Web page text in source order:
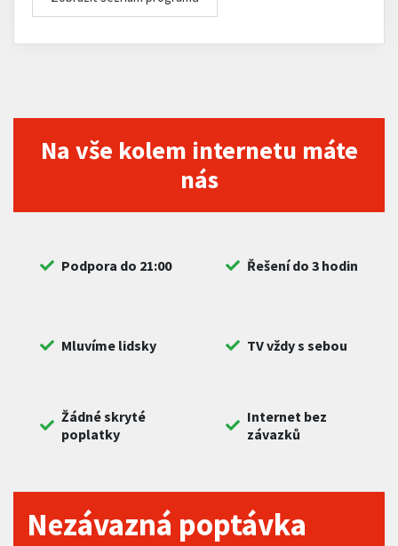
Na vše kolem internetu máte
nás
Podpora do 21:00 Řešení do 3 hodin
Mluvíme lidsky TV vždy s sebou
Žádné skryté
poplatky
Internet bez
závazků
Nezávazná poptávka